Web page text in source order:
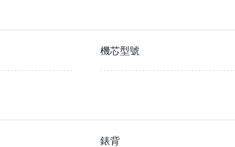
機芯型號
錶背